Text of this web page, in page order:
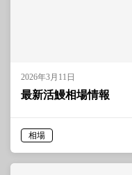
2026年3月11日
最新活鰻相場情報
相場